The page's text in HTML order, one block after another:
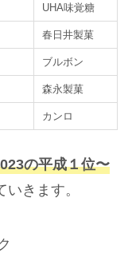
UHA味覚糖
春日井製菓
ブルボン
森永製菓
カンロ
の平成１位〜
きます。